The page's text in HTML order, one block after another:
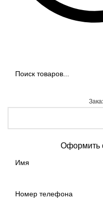
Оформить